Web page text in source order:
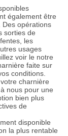
également être
Des opérations
sorties de
les
usages
voir le notre
faite sur
conditions.
charnière
nous pour une
bien plus
de
disponible
la plus rentable